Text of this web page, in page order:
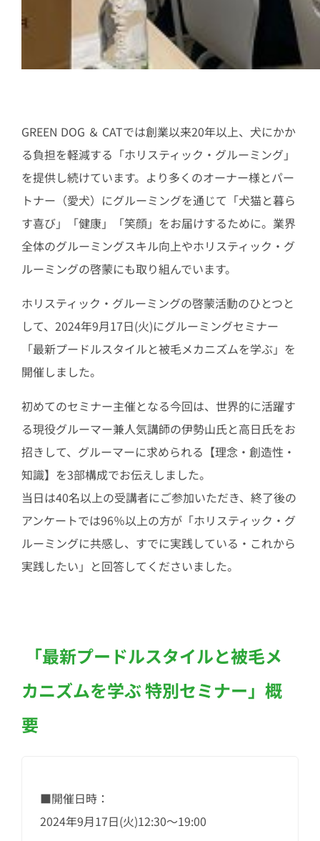
GREEN DOG ＆ CATでは創業以来20年以上、犬にかか
る負担を軽減する「ホリスティック・グルーミング」
を提供し続けています。より多くのオーナー様とパー
トナー（愛犬）にグルーミングを通じて「犬猫と暮ら
す喜び」「健康」「笑顔」をお届けするために。業界
全体のグルーミングスキル向上やホリスティック・グ
ルーミングの啓蒙にも取り組んでいます。
ホリスティック・グルーミングの啓蒙活動のひとつと
して、2024年9月17日(火)にグルーミングセミナー
「最新プードルスタイルと被毛メカニズムを学ぶ」を
開催しました。
初めてのセミナー主催となる今回は、世界的に活躍す
る現役グルーマー兼人気講師の伊勢山氏と高日氏をお
招きして、グルーマーに求められる【理念・創造性・
知識】を3部構成でお伝えしました。
当日は40名以上の受講者にご参加いただき、終了後の
アンケートでは96％以上の方が「ホリスティック・グ
ルーミングに共感し、すでに実践している・これから
実践したい」と回答してくださいました。
「最新プードルスタイルと被毛メ
カニズムを学ぶ 特別セミナー」概
要
■開催日時：
2024年9月17日(火)12:30～19:00